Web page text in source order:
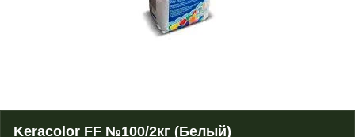
Keracolor FF №100/2кг (Белый)